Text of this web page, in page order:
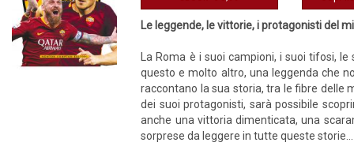
Le leggende, le vittorie, i protagonisti del
La Roma è i suoi campioni, i suoi tifosi,
questo e molto altro, una leg­genda che
raccontano la sua storia, tra le fibre delle
dei suoi protagonisti, sarà possibile
anche una vittoria dimenticata, una
sorprese da leggere in tutte queste storie...